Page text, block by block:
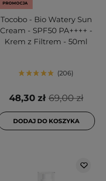
PROMOCJA
Tocobo - Bio Watery Sun
Cream - SPF50 PA++++ -
Krem z Filtrem - 50ml
206
69,00 zł
48,30 zł
DODAJ DO KOSZYKA